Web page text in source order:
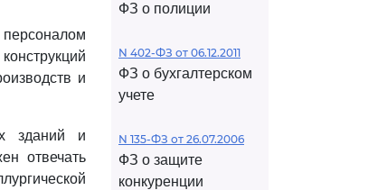
и
зданий и
отвечать
ФЗ о полиции
N 402-ФЗ от 06.12.2011
ФЗ о бухгалтерском
учете
N 135-ФЗ от 26.07.2006
ФЗ о защите
конкуренции